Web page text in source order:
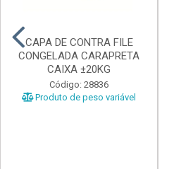
CAPA DE CONTRA FILE
CONGELADA CARAPRETA
CAIXA ±20KG
Código: 28836
Produto de peso variável